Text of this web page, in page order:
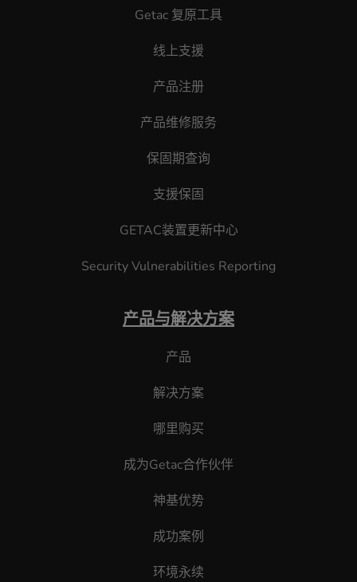
Getac 复原工具
线上支援
产品注册
产品维修服务
保固期查询
支援保固
GETAC装置更新中心
Security Vulnerabilities Reporting
产品与解决方案
产品
解决方案
哪里购买
成为Getac合作伙伴
神基优势
成功案例
环境永续